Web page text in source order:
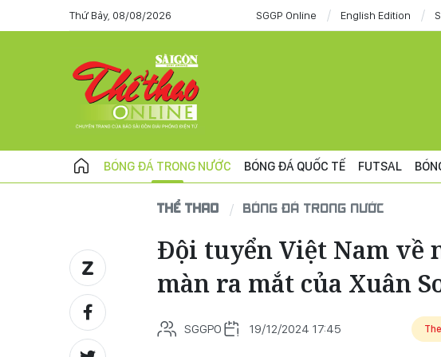
Thứ Bảy, 08/08/2026 SGGP Online English Edition
BÓNG ĐÁ TRONG NƯỚC BÓNG ĐÁ QUỐC TẾ FUTSAL
THỂ THAO BÓNG ĐÁ TRONG NƯỚC
Đội tuyển Việt Nam về
màn ra mắt của Xuân
SGGPO 19/12/2024 17:45